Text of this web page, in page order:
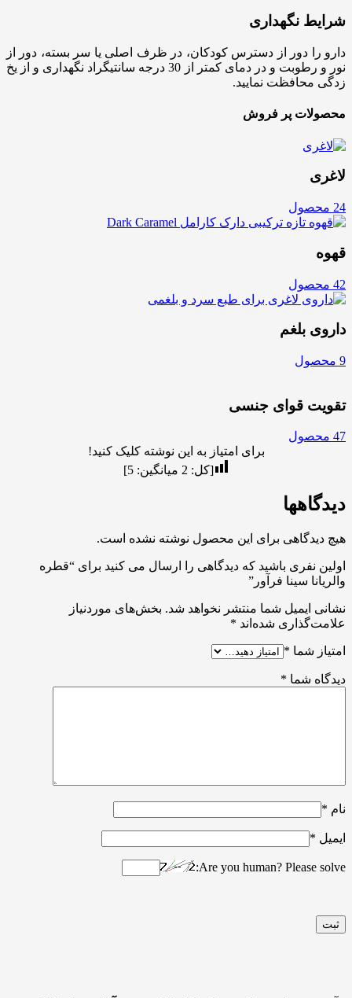
شرایط نگهداری
دارو را دور از دسترس کودکان، در ظرف اصلی یا سر بسته، دور از
نور و رطوبت و در دمای کمتر از 30 درجه سانتیگراد نگهداری و از یخ
زدگی محافظت نمایید.
محصولات پر فروش
لاغری
24 محصول
قهوه
42 محصول
داروی بلغم
9 محصول
تقویت قوای جنسی
47 محصول
برای امتیاز به این نوشته کلیک کنید!
[کل:2 میانگین:5
]
دیدگاهها
هیچ دیدگاهی برای این محصول نوشته نشده است.
اولین نفری باشید که دیدگاهی را ارسال می کنید برای “قطره
والریانا سینا فرآور”
نشانی ایمیل شما منتشر نخواهد شد. بخش‌های موردنیاز
علامت‌گذاری شده‌اند *
امتیاز شما *
دیدگاه شما *
نام *
ایمیل *
Are you human? Please solve: